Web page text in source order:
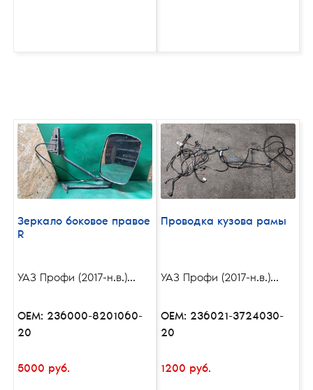
Зеркало боковое правое
R
УАЗ Профи (2017-н.в.)...
OEM: 236000-8201060-
20
5000 руб.
Проводка кузова рамы
УАЗ Профи (2017-н.в.)...
OEM: 236021-3724030-
20
1200 руб.